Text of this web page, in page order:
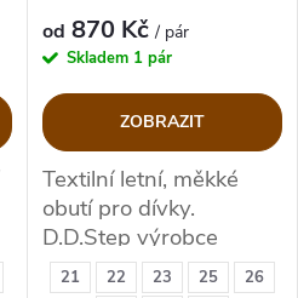
21 22 23 25
26
od 870 Kč/ pár
Skladem 1 pár
ZOBRAZIT
Textilní letní, měkké
obutí pro dívky.
D.D.Step výrobce
kvalitní zdravotní obuvi.